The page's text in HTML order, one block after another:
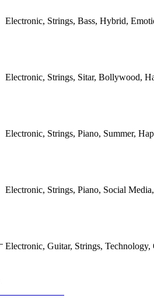
Electronic, Strings, Bass, Hybrid,
Electronic, Strings, Sitar, Bollywood,
Electronic, Strings, Piano, Summer,
Electronic, Strings, Piano, Social
Electronic, Guitar, Strings,